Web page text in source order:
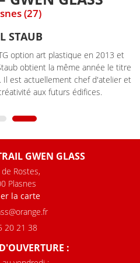
(27)
STAUB
option art plastique en 2013 et
obtient la même année le titre
Il est actuellement chef d'atelier et
aux futurs édifices.
GWEN GLASS
Rostes,
Plasnes
la carte
20 21 38
: